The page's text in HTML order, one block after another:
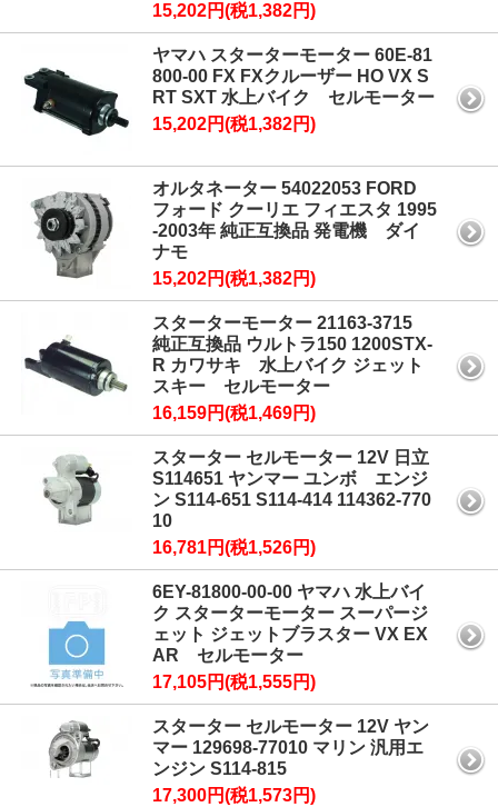
15,202円(税1,382円)
ヤマハ スターターモーター 60E-81
800-00 FX FXクルーザー HO VX S
RT SXT 水上バイク セルモーター
15,202円(税1,382円)
オルタネーター 54022053 FORD
フォード クーリエ フィエスタ 1995
-2003年 純正互換品 発電機 ダイ
ナモ
15,202円(税1,382円)
スターターモーター 21163-3715
純正互換品 ウルトラ150 1200STX-
R カワサキ 水上バイク ジェット
スキー セルモーター
16,159円(税1,469円)
スターター セルモーター 12V 日立
S114651 ヤンマー ユンボ エンジ
ン S114-651 S114-414 114362-770
10
16,781円(税1,526円)
6EY-81800-00-00 ヤマハ 水上バイ
ク スターターモーター スーパージ
ェット ジェットブラスター VX EX
AR セルモーター
17,105円(税1,555円)
スターター セルモーター 12V ヤン
マー 129698-77010 マリン 汎用エ
ンジン S114-815
17,300円(税1,573円)